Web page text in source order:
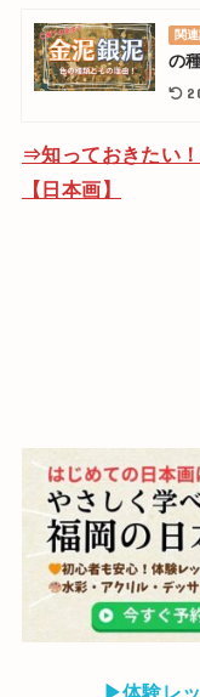
関
の
⇒知っておきたい
【日本画】
▶体験レ